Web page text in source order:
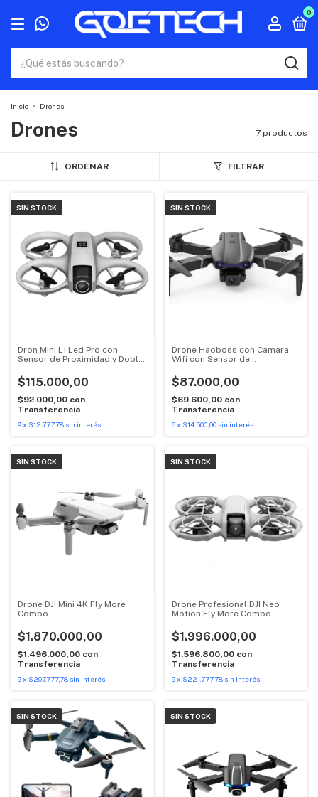
0
Inicio > Drones
Drones 7 productos
ORDENAR FILTRAR
SIN STOCK
Dron Mini L1 Led Pro con
Sensor de Proximidad y Doble
$115.000,00
$92.000,00 con
Transferencia
9x $12.777,78 sin interés
SIN STOCK
Drone Haoboss con Camara
Wifi con Sensor de
$87.000,00
$69.600,00 con
Transferencia
6 x $14.500,00 sin interés
SIN STOCK
Drone DJI Mini 4K Fly More
Combo
$1.870.000,00
$1.496.000,00 con
Transferencia
9x $207.777,78 sin interés
SIN STOCK
Drone Profesional DJI Neo
Motion Fly More Combo
$1.996.000,00
$1.596.800,00 con
Transferencia
9 x $221.777,78 sin interés
SIN STOCK SIN STOCK